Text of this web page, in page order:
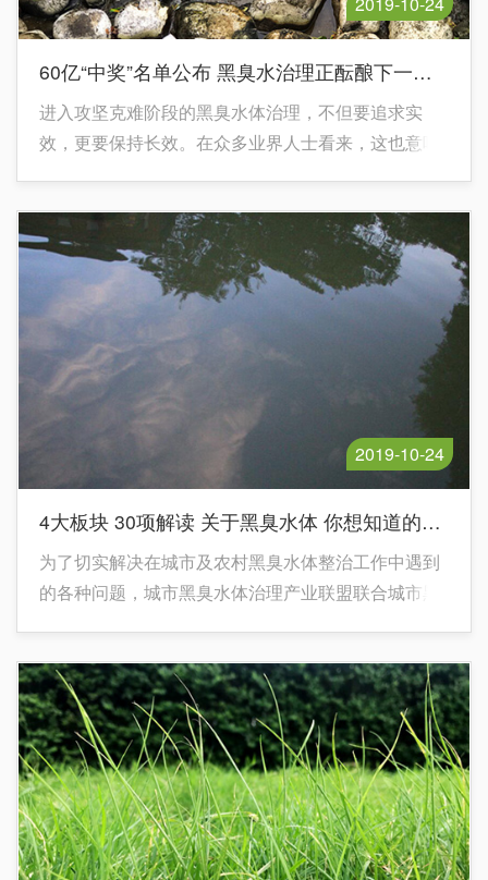
60亿“中奖”名单公布 黑臭水治理正酝酿下一轮爆发力
进入攻坚克难阶段的黑臭水体治理，不但要追求实
效，更要保持长效。在众多业界人士看来，这也意味
2019-10-24
4大板块 30项解读 关于黑臭水体 你想知道的都在这里了
为了切实解决在城市及农村黑臭水体整治工作中遇到
的各种问题，城市黑臭水体治理产业联盟联合城市黑
术高峰论坛”。